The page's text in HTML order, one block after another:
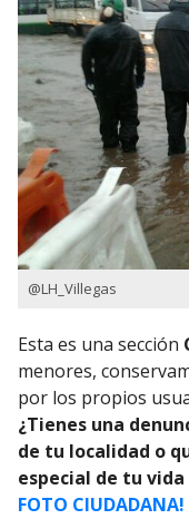
@LH_Villegas
Esta es una sección
menores,
por los propios
¿Tienes una
de tu localidad o
especial de tu
FOTO CIUDADANA!